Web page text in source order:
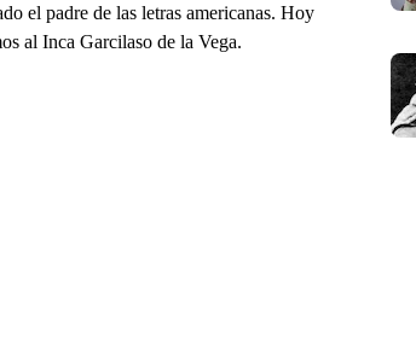
el padre de las letras americanas. Hoy
al Inca Garcilaso de la Vega.